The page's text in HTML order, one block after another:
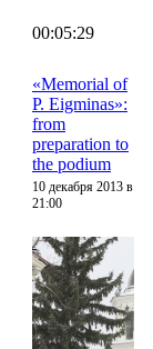
00:05:29
«Memorial of
P. Eigminas»:
from
preparation to
the podium
10 декабря 2013 в
21:00